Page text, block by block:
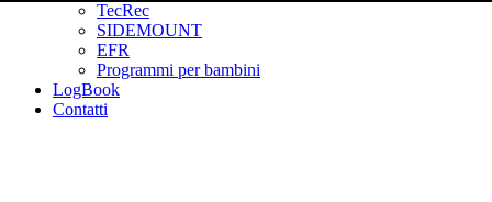
TecRec
SIDEMOUNT
EFR
Programmi per bambini
LogBook
Contatti